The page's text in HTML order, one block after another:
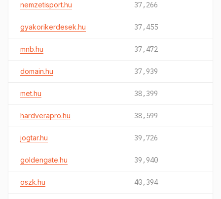
nemzetisport.hu 37,266
gyakorikerdesek.hu 37,455
mnb.hu 37,472
domain.hu 37,939
met.hu 38,399
hardverapro.hu 38,599
jogtar.hu 39,726
goldengate.hu 39,940
oszk.hu 40,394